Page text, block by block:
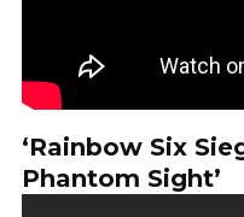
‘Rainbow Six
Phantom Sight’